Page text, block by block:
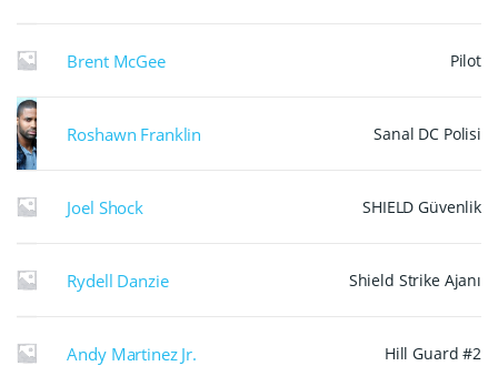
Brent McGee Pilot
Roshawn Franklin Sanal DC Polisi
Joel Shock SHIELD Güvenlik
Rydell Danzie Shield Strike Ajanı
Andy Martinez Jr. Hill Guard #2